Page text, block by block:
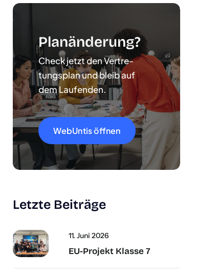
Plan­än­de­rung?
Check jetzt den Ver­tre­
tungs­plan und bleib auf
dem Lau­fen­den.
WebUn­tis öff­nen
Letz­te Bei­trä­ge
11. Juni 2026
EU-Pro­­­jekt Klas­se 7